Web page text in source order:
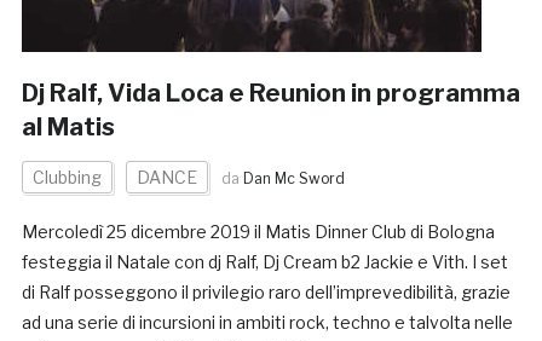
Dj Ralf, Vida Loca e Reunion in programma
al Matis
Clubbing DANCE da Dan Mc Sword
Mercoledì 25 dicembre 2019 il Matis Dinner Club di Bologna
festeggia il Natale con dj Ralf, Dj Cream b2 Jackie e Vith. I set
di Ralf posseggono il privilegio raro dell’imprevedibilità, grazie
ad una serie di incursioni in ambiti rock, techno e talvolta nelle